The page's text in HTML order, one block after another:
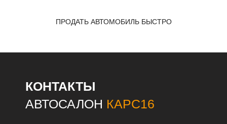
ПРОДАТЬ АВТОМОБИЛЬ БЫСТРО
КОНТАКТЫ
АВТОСАЛОН КАРС16